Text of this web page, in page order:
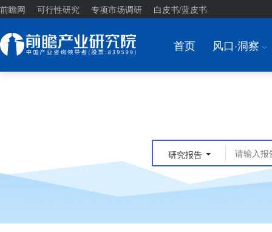
前瞻网 可行性研究 专项市场调研 白皮书/蓝皮书
首页 风口·洞察 I
研究报告